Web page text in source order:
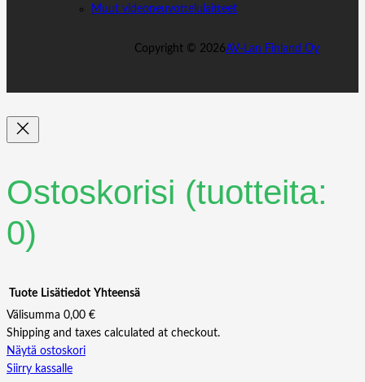
Muut videoneuvottelulaitteet
Copyright © 2026AV-Lan Finland Oy
Ostoskorisi (tuotteita:
0)
Tuotteet
Tuote Lisätiedot Yhteensä
Välisumma 0,00 €
Shipping and taxes calculated at checkout.
Näytä ostoskori
Siirry kassalle